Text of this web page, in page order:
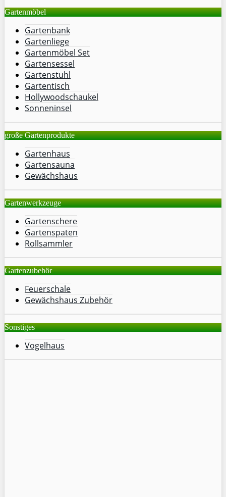
Gartenmöbel
Gartenbank
Gartenliege
Gartenmöbel Set
Gartensessel
Gartenstuhl
Gartentisch
Hollywoodschaukel
Sonneninsel
große Gartenprodukte
Gartenhaus
Gartensauna
Gewächshaus
Gartenwerkzeuge
Gartenschere
Gartenspaten
Rollsammler
Gartenzubehör
Feuerschale
Gewächshaus Zubehör
Sonstiges
Vogelhaus